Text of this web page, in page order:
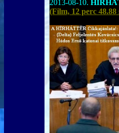
2013-08-10.
(Film, 12 perc